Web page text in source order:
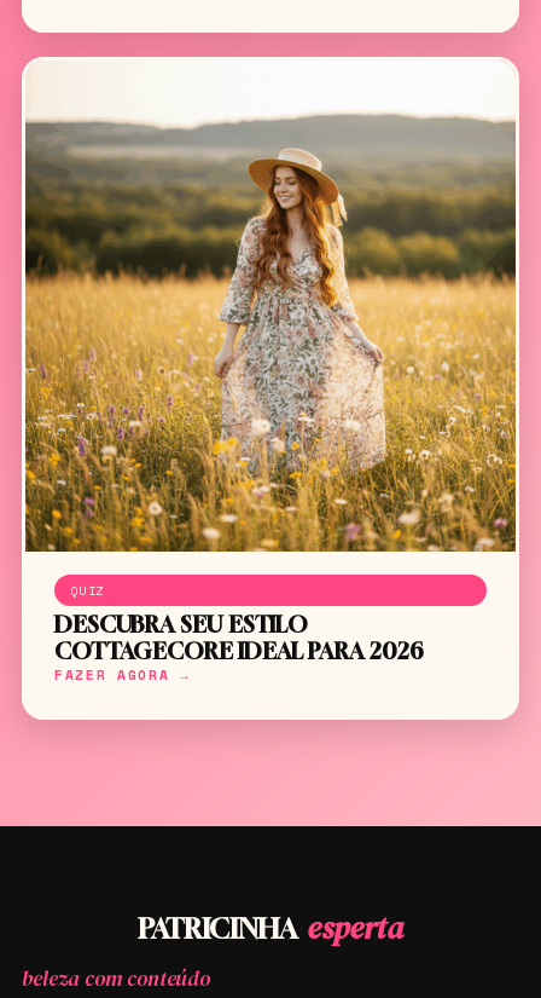
QUIZ
DESCUBRA SEU ESTILO
COTTAGECORE IDEAL PARA 2026
FAZER AGORA →
PATRICINHA esperta
beleza com conteúdo